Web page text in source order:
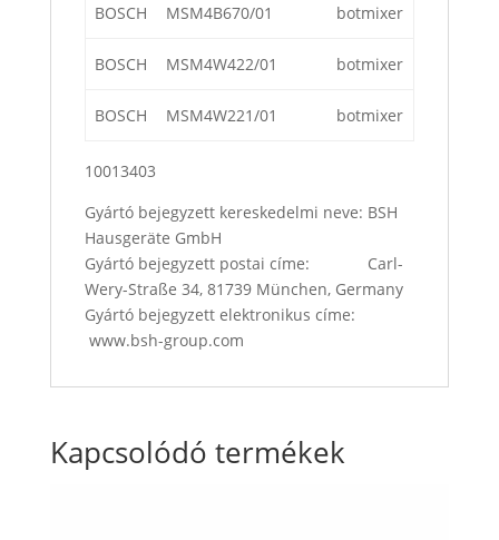
BOSCH MSM4B670/01 botmixer
BOSCH MSM4W422/01 botmixer
BOSCH MSM4W221/01 botmixer
10013403
Gyártó bejegyzett kereskedelmi neve: BSH
Hausgeräte GmbH
Gyártó bejegyzett postai címe: Carl-
Wery-Straße 34, 81739 München, Germany
Gyártó bejegyzett elektronikus címe:
www.bsh-group.com
Kapcsolódó termékek